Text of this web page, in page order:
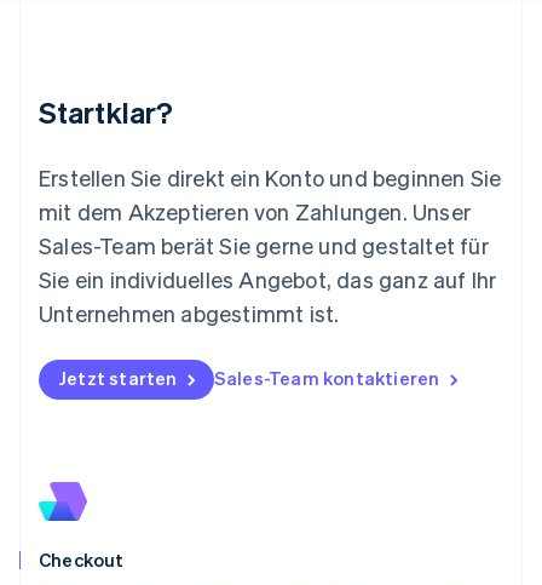
Startklar?
Erstellen Sie direkt ein Konto und beginnen Sie
mit dem Akzeptieren von Zahlungen. Unser
Sales-Team berät Sie gerne und gestaltet für
Sie ein individuelles Angebot, das ganz auf Ihr
Unternehmen abgestimmt ist.
Jetzt starten Sales-Team kontaktieren
Checkout
Malta
Mexiko
Neuseeland
English
Niederlande
Nederlands English
Norwegen
Österreich
DeutschEnglish
Português
Rumänien
Schweden